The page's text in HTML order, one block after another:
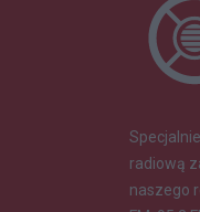
radiową
naszego